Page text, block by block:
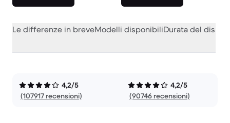
Le differenze in breveModelli disponibiliDurata del
4,2/5
(107917 recensioni)
4,2/5
(90746 recensioni)